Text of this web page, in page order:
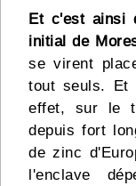
Et c'est ainsi
initial de
se virent
tout seuls. Et
effet, sur le
depuis fort
de zinc
l'enclave